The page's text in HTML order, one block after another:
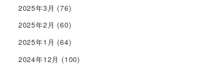
2025年3月 (76)
2025年2月 (60)
2025年1月 (64)
2024年12月 (100)